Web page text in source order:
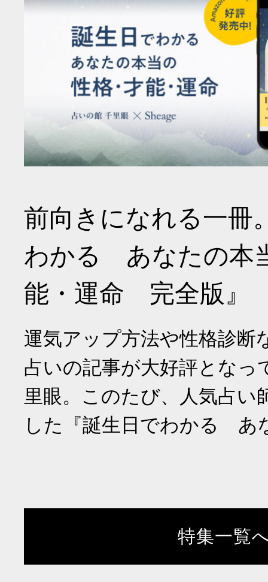
前向きになれる一冊
わかる あなたの本
能・運命 完全版』
運気アップ方法や性格診断
占いの記事が大好評となっ
里眼。このたび、人気占い
した『誕生日でわかる あ
特集一覧